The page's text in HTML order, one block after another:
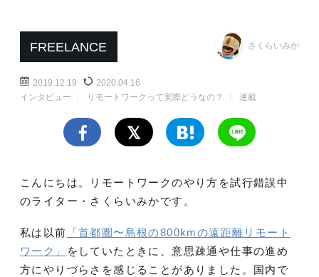
FREELANCE さくらいみか
2019.12.19
2020.04.16
インタビュー
リモートワークって実際どうなの？ 連載
こんにちは。リモートワークのやり方を試行錯誤中
のライター・さくらいみかです。
私は以前 「首都圏〜島根の800kmの遠距離リモート
ワーク」
をしていたときに、意思疎通や仕事の進め
方にやりづらさを感じることがありました。国内で